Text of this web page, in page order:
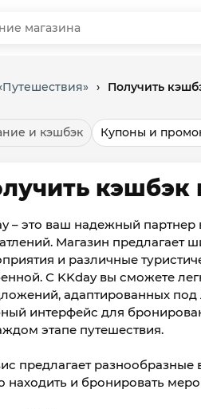
› Получить
и кэшбэк Купоны и
кэшбэк
– это ваш надежный
Магазин предлагает
и различные
С KKday вы сможете
адаптированных
интерфейс для
этапе путешествия.
предлагает разнообразные
находить и бронировать